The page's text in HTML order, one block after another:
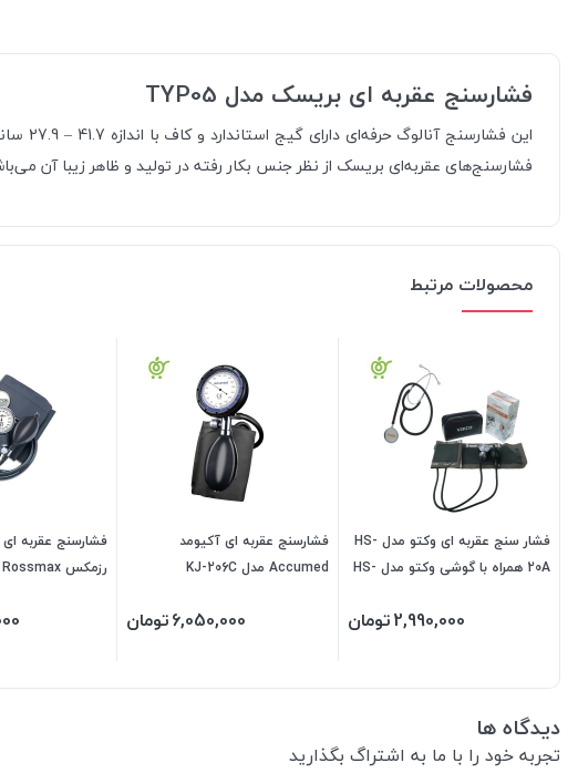
فشارسنج عقربه ای بریسک مدل TYP05
این
فشارسنج‌های عقربه‌ای بریسک از نظر جنس بکار رفته در تولید و ظاهر زیبا آن
محصولات مرتبط
فشار سنج عقربه ای وکتو مدل HS-
20A همراه با گوشی وکتو مدل HS-
2,990,000تومان
فشارسنج عقربه ای آکیومد
Accumed مدل KJ-206C
6,050,000تومان
رزمکس Rossmax
دیدگاه ها
تجربه خود را با ما به اشتراگ بگذارید